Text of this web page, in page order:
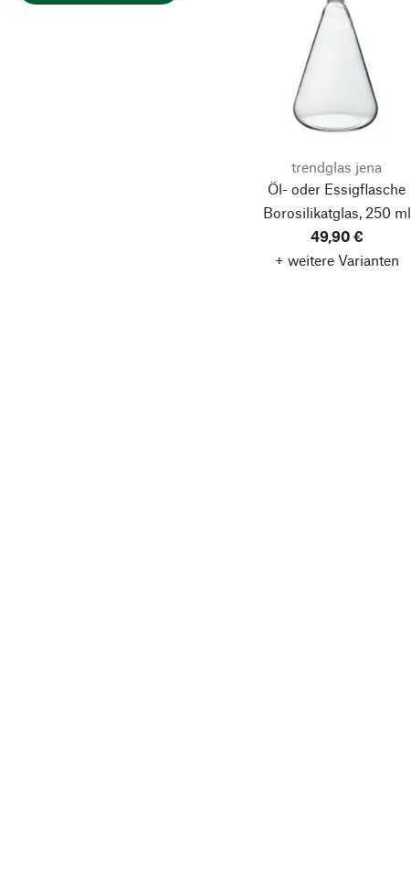
trendglas jena
Öl- oder Essigflasche
Borosilikatglas, 250 ml
49,90 €
+ weitere Varianten